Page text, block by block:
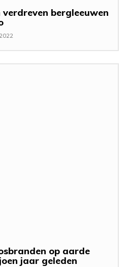
bergleeuwen
op aarde
jaar geleden